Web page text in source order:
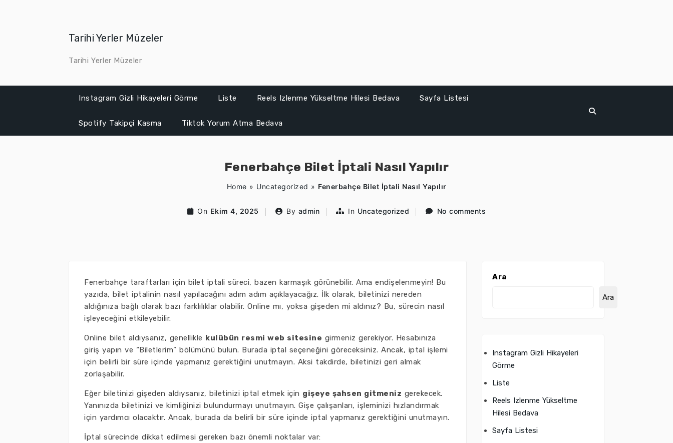
Tarihi Yerler Müzeler
Tarihi Yerler Müzeler
Instagram Gizli Hikayeleri Görme Liste Reels Izlenme Yükseltme Hilesi Bedava Sayfa Listesi
Spotify Takipçi Kasma Tiktok Yorum Atma Bedava
Fenerbahçe Bilet İptali Nasıl Yapılır
Home » Uncategorized » Fenerbahçe Bilet İptali Nasıl Yapılır
On Ekim 4, 2025 By admin In Uncategorized No comments
Fenerbahçe taraftarları için bilet iptali süreci, bazen karmaşık görünebilir. Ama endişelenmeyin! Bu
yazıda, bilet iptalinin nasıl yapılacağını adım adım açıklayacağız. İlk olarak, biletinizi nereden
aldığınıza bağlı olarak bazı farklılıklar olabilir. Online mı, yoksa gişeden mi aldınız? Bu, sürecin nasıl
işleyeceğini etkileyebilir.
Online bilet aldıysanız, genellikle kulübün resmi web sitesine girmeniz gerekiyor. Hesabınıza
giriş yapın ve “Biletlerim” bölümünü bulun. Burada iptal seçeneğini göreceksiniz. Ancak, iptal işlemi
için belirli bir süre içinde yapmanız gerektiğini unutmayın. Aksi takdirde, biletinizi geri almak
zorlaşabilir.
Eğer biletinizi gişeden aldıysanız, biletinizi iptal etmek için gişeye şahsen gitmeniz gerekecek.
Yanınızda biletinizi ve kimliğinizi bulundurmayı unutmayın. Gişe çalışanları, işleminizi hızlandırmak
için yardımcı olacaktır. Ancak, burada da belirli bir süre içinde iptal yapmanız gerektiğini unutmayın.
İptal sürecinde dikkat edilmesi gereken bazı önemli noktalar var:
Ara
Ara
Instagram Gizli Hikayeleri
Görme
Liste
Reels Izlenme Yükseltme
Hilesi Bedava
Sayfa Listesi